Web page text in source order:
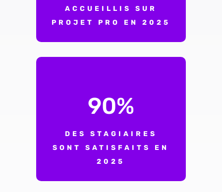
ACCUEILLIS SUR
PROJET PRO EN 2025
90%
DES STAGIAIRES
SONT SATISFAITS EN
2025